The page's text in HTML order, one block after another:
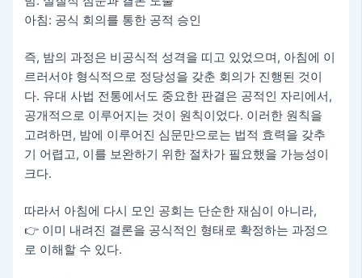
아침: 공식 회의를 통한 공적 승인
즉, 밤의 과정은 비공식적 성격을 띠고 있었으며, 아침에 이
르러서야 형식적으로 정당성을 갖춘 회의가 진행된 것이
다. 유대 사법 전통에서도 중요한 판결은 공적인 자리에서,
공개적으로 이루어지는 것이 원칙이었다. 이러한 원칙을
고려하면, 밤에 이루어진 심문만으로는 법적 효력을 갖추
기 어렵고, 이를 보완하기 위한 절차가 필요했을 가능성이
크다.
따라서 아침에 다시 모인 공회는 단순한 재심이 아니라,
👉 이미 내려진 결론을 공식적인 형태로 확정하는 과정으
로 이해할 수 있다.